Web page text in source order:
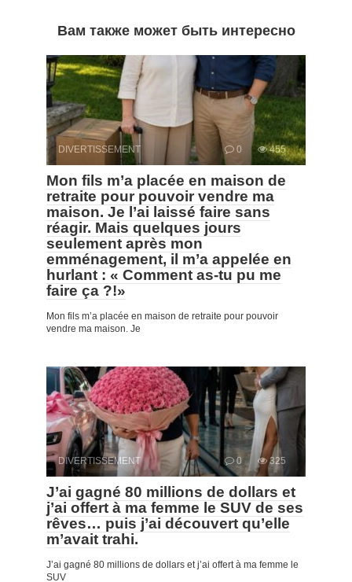
Вам также может быть интересно
DIVERTISSEMENT 0 455
Mon fils m’a placée en maison de
retraite pour pouvoir vendre ma
maison. Je l’ai laissé faire sans
réagir. Mais quelques jours
seulement après mon
emménagement, il m’a appelée en
hurlant : « Comment as-tu pu me
faire ça ?!»
Mon fils m’a placée en maison de retraite pour pouvoir
vendre ma maison. Je
DIVERTISSEMENT 0 325
J’ai gagné 80 millions de dollars et
j’ai offert à ma femme le SUV de ses
rêves… puis j’ai découvert qu’elle
m’avait trahi.
J’ai gagné 80 millions de dollars et j’ai offert à ma femme le
SUV